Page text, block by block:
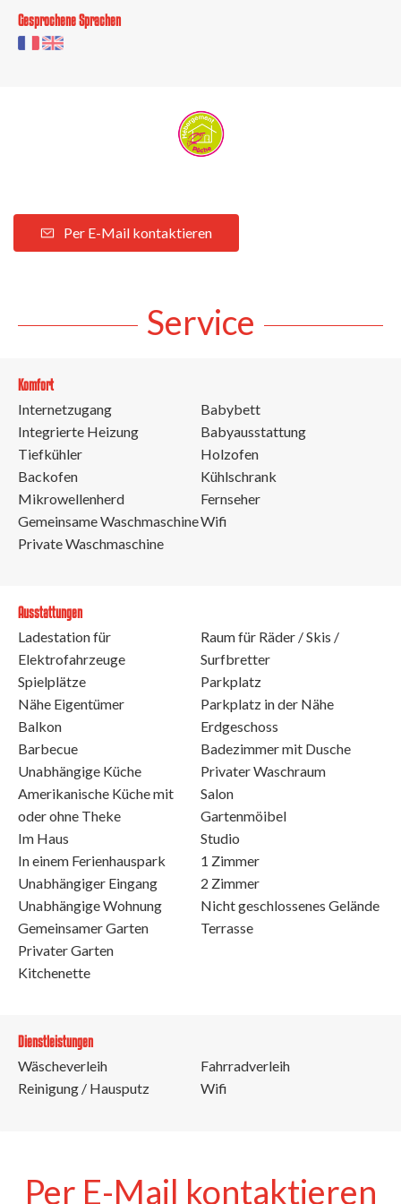
Gesprochene Sprachen
Per E-Mail kontaktieren
Service
Komfort
Internetzugang
Integrierte Heizung
Tiefkühler
Backofen
Mikrowellenherd
Gemeinsame Waschmaschine
Private Waschmaschine
Babybett
Babyausstattung
Holzofen
Kühlschrank
Fernseher
Wifi
Ausstattungen
Ladestation für
Elektrofahrzeuge
Spielplätze
Nähe Eigentümer
Balkon
Barbecue
Unabhängige Küche
Amerikanische Küche mit
oder ohne Theke
Im Haus
In einem Ferienhauspark
Unabhängiger Eingang
Unabhängige Wohnung
Gemeinsamer Garten
Privater Garten
Kitchenette
Raum für Räder / Skis /
Surfbretter
Parkplatz
Parkplatz in der Nähe
Erdgeschoss
Badezimmer mit Dusche
Privater Waschraum
Salon
Gartenmöibel
Studio
1 Zimmer
2 Zimmer
Nicht geschlossenes Gelände
Terrasse
Dienstleistungen
Wäscheverleih
Reinigung / Hausputz
Fahrradverleih
Wifi
Per E-Mail kontaktieren